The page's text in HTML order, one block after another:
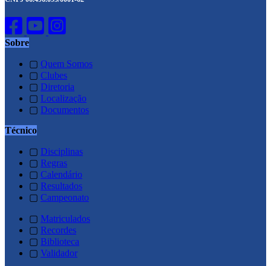
Sobre
▢ Quem Somos
▢ Clubes
▢ Diretoria
▢ Localização
▢ Documentos
Técnico
▢ Disciplinas
▢ Regras
▢ Calendário
▢ Resultados
▢ Campeonato
▢ Matriculados
▢ Recordes
▢ Biblioteca
▢ Validador